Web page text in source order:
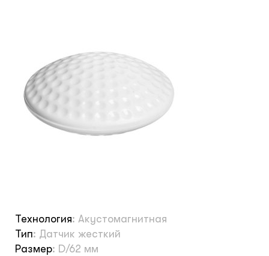
Защитные сейферы и боксы
Зеркала безопасности
Климатический шкафы
Технология: Акустомагнитная
Тип: Датчик жесткий
Размер: D/62 мм